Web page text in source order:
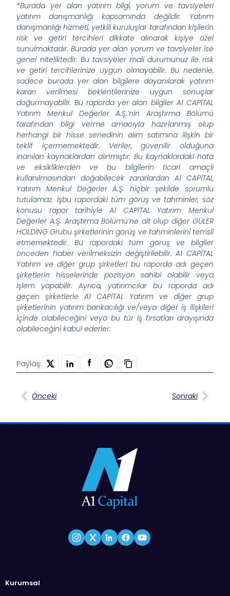
*Burada yer alan yatırım bilgi, yorum ve tavsiyeleri
yatırım danışmanlığı kapsamında değildir. Yatırım
danışmanlığı hizmeti, yetkili kuruluşlar tarafından kişilerin
risk ve getiri tercihleri dikkate alınarak kişiye özel
sunulmaktadır. Burada yer alan yorum ve tavsiyeler ise
genel niteliktedir. Bu tavsiyeler mali durumunuz ile risk
ve getiri tercihlerinize uygun olmayabilir. Bu nedenle,
sadece burada yer alan bilgilere dayanılarak yatırım
kararı verilmesi beklentilerinize uygun sonuçlar
doğurmayabilir. Bu raporda yer alan bilgiler A1 CAPİTAL
Yatırım Menkul Değerler A.Ş.’nin Araştırma Bölümü
tarafından bilgi verme amacıyla hazırlanmış olup
herhangi bir hisse senedinin alım satımına ilişkin bir
teklif içermemektedir. Veriler, güvenilir olduğuna
inanılan kaynaklardan alınmıştır. Bu kaynaklardaki hata
ve eksikliklerden ve bu bilgilerin ticari amaçlı
kullanılmasından doğabilecek zararlardan A1 CAPİTAL
Yatırım Menkul Değerler A.Ş. hiçbir şekilde sorumlu
tutulamaz. İşbu rapordaki tüm görüş ve tahminler, söz
konusu rapor tarihiyle A1 CAPİTAL Yatırım Menkul
Değerler A.Ş. Araştırma Bölümü’ne ait olup diğer GÜLER
HOLDİNG Grubu şirketlerinin görüş ve tahminlerini temsil
etmemektedir. Bu rapordaki tüm görüş ve bilgiler
önceden haber verilmeksizin değiştirilebilir. A1 CAPİTAL
Yatırım ve diğer grup şirketleri bu raporda adı geçen
şirketlerin hisselerinde pozisyon sahibi olabilir veya
işlem yapabilir. Ayrıca, yatırımcılar bu raporda adı
geçen şirketlerle A1 CAPİTAL Yatırım ve diğer grup
şirketlerinin yatırım bankacılığı ve/veya diğer iş ilişkileri
içinde olabileceğini veya bu tür iş fırsatları arayışında
olabileceğini kabul ederler.
Paylaş:
Önceki Sonraki
Kurumsal